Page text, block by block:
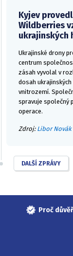
Kyjev
Wildberries
ukrajinských
Ukrajinské drony
centrum
zásah vyvolal v
dosah
vnitrozemí.
spravuje společný
operace.
Zdroj: Libor Novák
DALŠÍ ZPRÁVY
Proč